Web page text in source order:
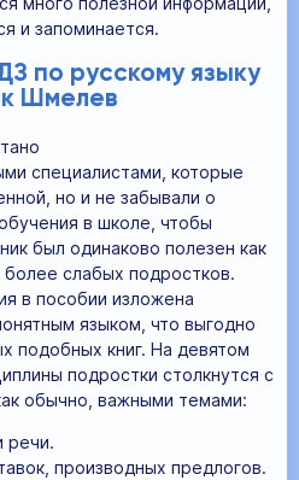
и запоминается.
по русскому языку
Шмелев
специалистами, которые
но и не забывали о
в школе, чтобы
был одинаково полезен как
более слабых подростков.
в пособии изложена
языком, что выгодно
подобных книг. На девятом
подростки столкнутся с
обычно, важными темами:
речи.
производных предлогов.